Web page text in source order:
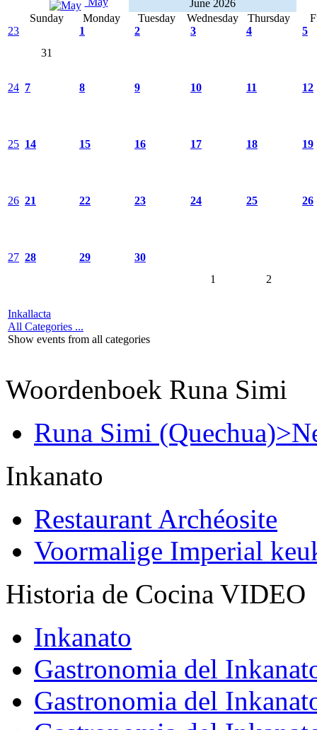
June 2026
Sunday
Monday Tuesday Wednesday Thursday
23
31
1 2 3 4 5
24 7 8 9 10 11 12
25 14 15 16 17 18 19
26 21 22 23 24 25 26
27 28 29
30
1
2
Inkallacta
All Categories ...
Show events from all categories
Woordenboek Runa Simi
Runa Simi
Inkanato
Restaurant Archéosite
Voormalige Imperial
Historia de Cocina VIDEO
Inkanato
Gastronomia del
Gastronomia del